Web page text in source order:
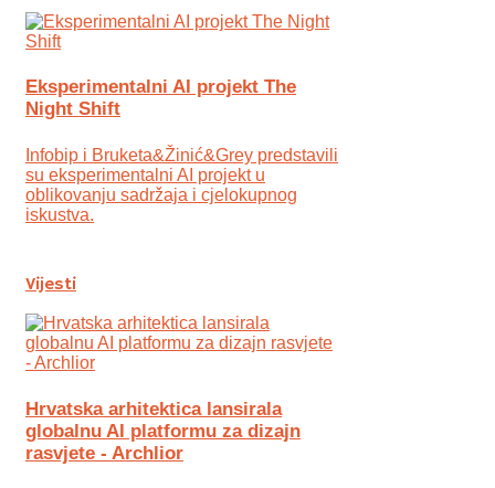
Eksperimentalni AI projekt The
Night Shift
Infobip i Bruketa&Žinić&Grey predstavili
su eksperimentalni AI projekt u
oblikovanju sadržaja i cjelokupnog
iskustva.
Vijesti
Hrvatska arhitektica lansirala
globalnu AI platformu za dizajn
rasvjete - Archlior